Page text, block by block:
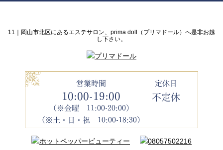
11｜岡山市北区にあるエステサロン、prima doll（プリマドール）へ是非お越
し下さい。
営業時間
10:00-19:00
（※金曜 11:00-20:00）
（※土・日・祝 10:00-18:30）
定休日
不定休